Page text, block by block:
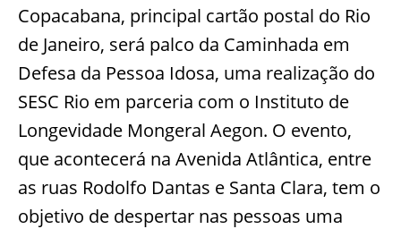
Copacabana, principal cartão postal do Rio
de Janeiro, será palco da Caminhada em
Defesa da Pessoa Idosa, uma realização do
SESC Rio em parceria com o Instituto de
Longevidade Mongeral Aegon. O evento,
que acontecerá na Avenida Atlântica, entre
as ruas Rodolfo Dantas e Santa Clara, tem o
objetivo de despertar nas pessoas uma